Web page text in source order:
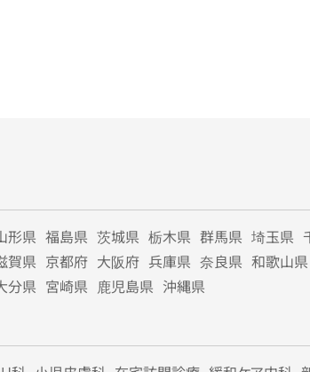
形県 福島県 茨城県 栃木県 群馬県 埼玉県
賀県 京都府 大阪府 兵庫県 奈良県 和歌山県
分県 宮崎県 鹿児島県 沖縄県